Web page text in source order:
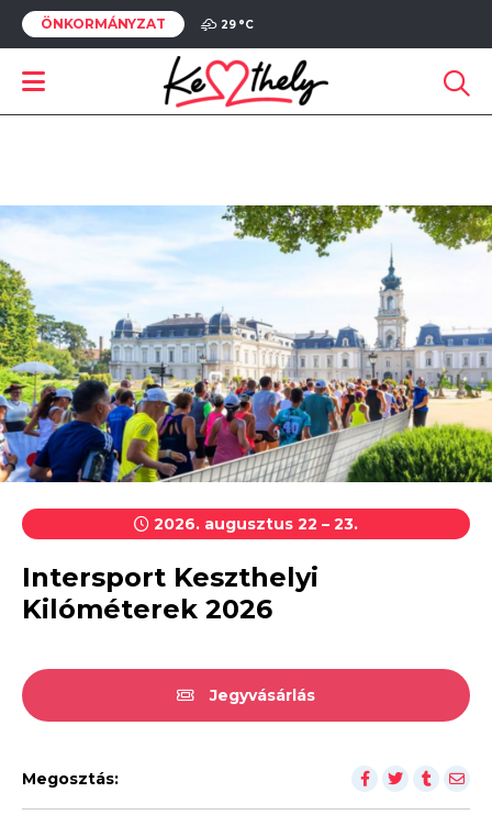
ÖNKORMÁNYZAT 29 °C
2026. augusztus 22 – 23.
Intersport Keszthelyi
Kilóméterek 2026
Jegyvásárlás
Megosztás: